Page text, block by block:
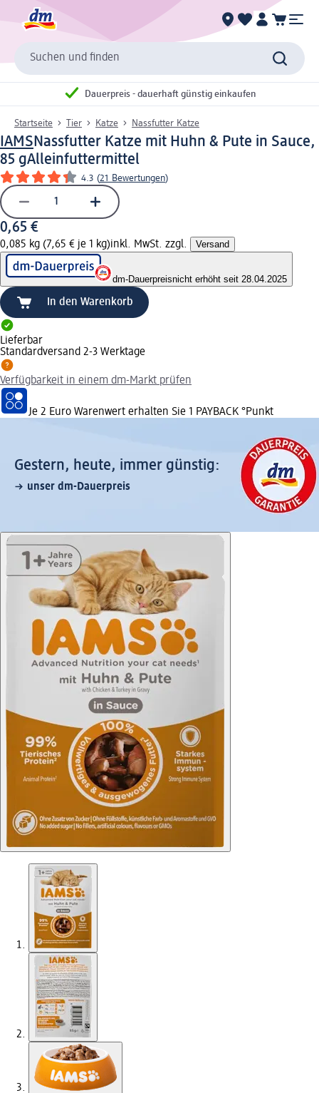
Suchen und finden
Dauerpreis - dauerhaft günstig einkaufen
Startseite Tier Katze Nassfutter Katze
IAMSNassfutter Katze mit Huhn & Pute in Sauce,
85 gAlleinfuttermittel
4.3 (21 Bewertungen)
0,65 €
0,085 kg (7,65 € je 1 kg)inkl. MwSt. zzgl. Versand
dm-Dauerpreisnicht erhöht seit 28.04.2025
In den Warenkorb
Lieferbar
Standardversand 2-3 Werktage
Verfügbarkeit in einem dm-Markt prüfen
Je 2 Euro Warenwert erhalten Sie 1 PAYBACK °Punkt
Gestern, heute, immer günstig:
unser dm-Dauerpreis